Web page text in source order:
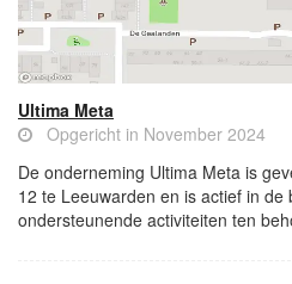
Ultima Meta
Opgericht in November 2024
De onderneming Ultima Meta is
12 te Leeuwarden en is actief in
ondersteunende activiteiten ten